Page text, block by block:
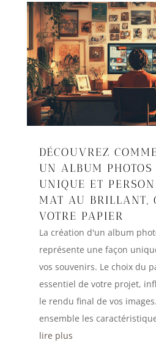
DÉCOUVREZ
UN ALBUM
UNIQUE ET
MAT AU BRILLANT,
VOTRE PAPIER
La création d'un album
représente une façon
vos souvenirs. Le choix du
essentiel de votre projet,
le rendu final de vos
ensemble les
lire plus